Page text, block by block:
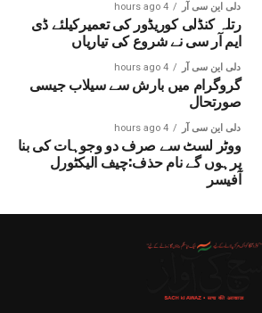
دلی این سی آر 4 hours ago
رتلہ کنڈلی کوریڈور کی تعمیرکیلئے ڈی
ایم آر سی نے شروع کی تیاریاں
دلی این سی آر 4 hours ago
گروگرام میں بارش سے سیلاب جیسی
صورتحال
دلی این سی آر 4 hours ago
ووٹر لسٹ سے صرف دو وجوہات کی بنا
پرہوں گے نام حذف:چیف الیکٹورل
آفیسر